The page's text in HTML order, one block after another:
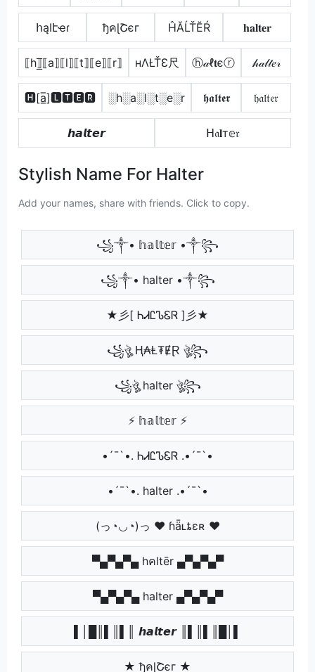
հąӀէҽɾ ђคɭՇєг ĤĂĹŤĔŔ 𝐡𝐚𝐥𝐭𝐞𝐫
⟦h⟧̲̅⟦a⟧⟦l⟧⟦t⟧⟦e⟧⟦r⟧ нΛŁŤƐ尺 ⓗ𝒶ℓ𝐭єⓡ 𝒽𝒶𝓁𝓉𝑒𝓇
🅷[a̲̅]🅻🆃🅴🆁 ░h░a░l░t░e░r 𝖍𝖆𝖑𝖙𝖊𝖗 𝔥𝔞𝔩𝔱𝔢𝔯
𝙝𝙖𝙡𝙩𝙚𝙧 ᕼ𝔞𝐥т𝕖𝔯
Stylish Name For Halter
Add your names, share with friends. Click to copy.
꧁༒• 𝕙𝕒𝕝𝕥𝕖𝕣 •༒꧂
꧁༒• halter •༒꧂
★彡[ ᏂᏗᏝᏖᏋᏒ ]彡★
꧁ঔৣ Ⱨ₳Ⱡ₮ɆⱤ ঔৣ꧂
꧁ঔৣ halter ঔৣ꧂
⚡ 𝕙𝕒𝕝𝕥𝕖𝕣 ⚡
•´¯`•. ᏂᏗᏝᏖᏋᏒ .•´¯`•
•´¯`•. halter .•´¯`•
(っ◔◡◔)っ ♥ ɦǟʟȶɛʀ ♥
▀▄▀▄▀▄ hคltēr ▄▀▄▀▄▀
▀▄▀▄▀▄ halter ▄▀▄▀▄▀
▌│█║▌║▌║ 𝙝𝙖𝙡𝙩𝙚𝙧 ║▌║▌║█│▌
★ ђคɭՇєг ★